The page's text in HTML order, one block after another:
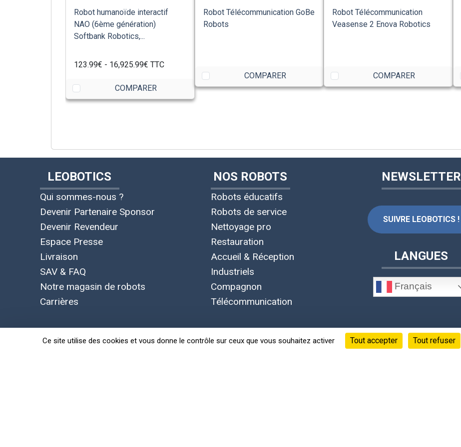
Robot humanoïde interactif
NAO (6ème génération)
Softbank Robotics,...
123.99€ - 16,925.99€ TTC
COMPARER
Robot Télécommunication GoBe
Robots
COMPARER
Robot Télécommunication
Veasense 2 Enova Robotics
COMPARER
LEOBOTICS
Qui sommes-nous ?
Devenir Partenaire Sponsor
Devenir Revendeur
Espace Presse
Livraison
SAV & FAQ
Notre magasin de robots
Carrières
NOS ROBOTS
Robots éducatifs
Robots de service
Nettoyage pro
Restauration
Accueil & Réception
Industriels
Compagnon
Télécommunication
NEWSLETTER
SUIVRE LEOBOTICS !
LANGUES
Français
Ce site utilise des cookies et vous donne le contrôle sur ceux que vous souhaitez activer Tout accepter Tout refuser